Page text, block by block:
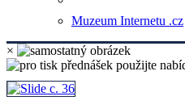
Muzeum Internetu .cz
×